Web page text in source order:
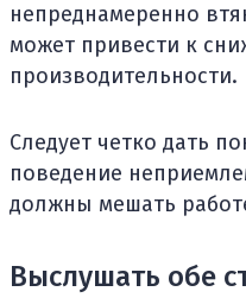
непреднамеренно
может привести к
производительности.
Следует четко дать
поведение
должны мешать
Выслушать обе